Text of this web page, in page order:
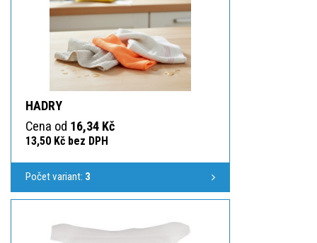
HADRY
Cena od 16,34 Kč
13,50 Kč bez DPH
Počet variant: 3